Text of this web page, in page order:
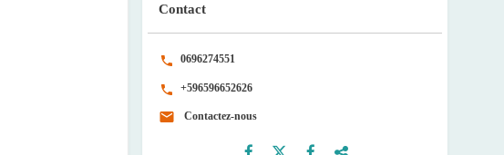
Contact
0696274551
+596596652626
Contactez-nous